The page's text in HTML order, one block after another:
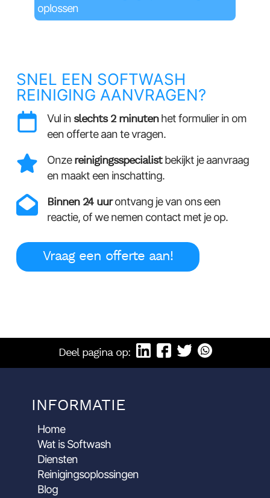
oplossen
SNEL EEN SOFTWASH
REINIGING AANVRAGEN?
Vul in slechts 2 minutenhet formulier in om
een offerte aan te vragen.
Onzereinigingsspecialistbekijkt je aanvraag
en maakt een inschatting.
Binnen 24 uurontvang je van ons een
reactie, of we nemen contact met je op.
Vraag een offerte aan!
Deel pagina op:
INFORMATIE
Home
Wat is Softwash
Diensten
Reinigingsoplossingen
Blog